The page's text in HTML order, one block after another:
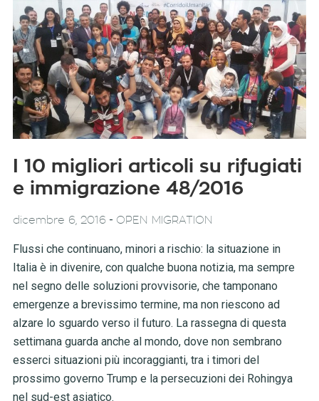
I 10 migliori articoli su rifugiati
e immigrazione 48/2016
dicembre 6, 2016- OPEN MIGRATION
Flussi che continuano, minori a rischio: la situazione in
Italia è in divenire, con qualche buona notizia, ma sempre
nel segno delle soluzioni provvisorie, che tamponano
emergenze a brevissimo termine, ma non riescono ad
alzare lo sguardo verso il futuro. La rassegna di questa
settimana guarda anche al mondo, dove non sembrano
esserci situazioni più incoraggianti, tra i timori del
prossimo governo Trump e la persecuzioni dei Rohingya
nel sud-est asiatico.